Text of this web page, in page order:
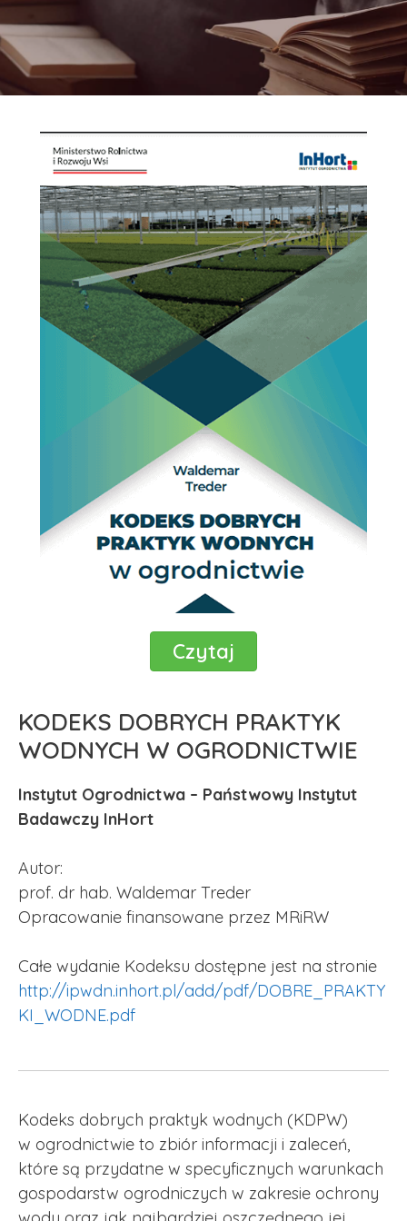
Czytaj
KODEKS DOBRYCH PRAKTYK
WODNYCH W OGRODNICTWIE
Instytut Ogrodnictwa – Państwowy Instytut
Badawczy InHort
Autor:
prof. dr hab. Waldemar Treder
Opracowanie finansowane przez MRiRW
Całe wydanie Kodeksu dostępne jest na stronie
http://ipwdn.inhort.pl/add/pdf/DOBRE_PRAKTY
KI_WODNE.pdf
Kodeks dobrych praktyk wodnych (KDPW)
w ogrodnictwie to zbiór informacji i zaleceń,
które są przydatne w specyficznych warunkach
gospodarstw ogrodniczych w zakresie ochrony